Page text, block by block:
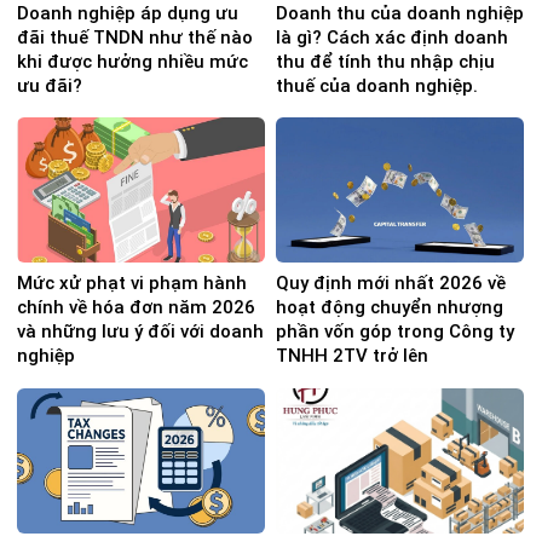
Doanh nghiệp áp dụng ưu
đãi thuế TNDN như thế nào
khi được hưởng nhiều mức
ưu đãi?
Doanh thu của doanh nghiệp
là gì? Cách xác định doanh
thu để tính thu nhập chịu
thuế của doanh nghiệp.
Mức xử phạt vi phạm hành
chính về hóa đơn năm 2026
và những lưu ý đối với doanh
nghiệp
Quy định mới nhất 2026 về
hoạt động chuyển nhượng
phần vốn góp trong Công ty
TNHH 2TV trở lên